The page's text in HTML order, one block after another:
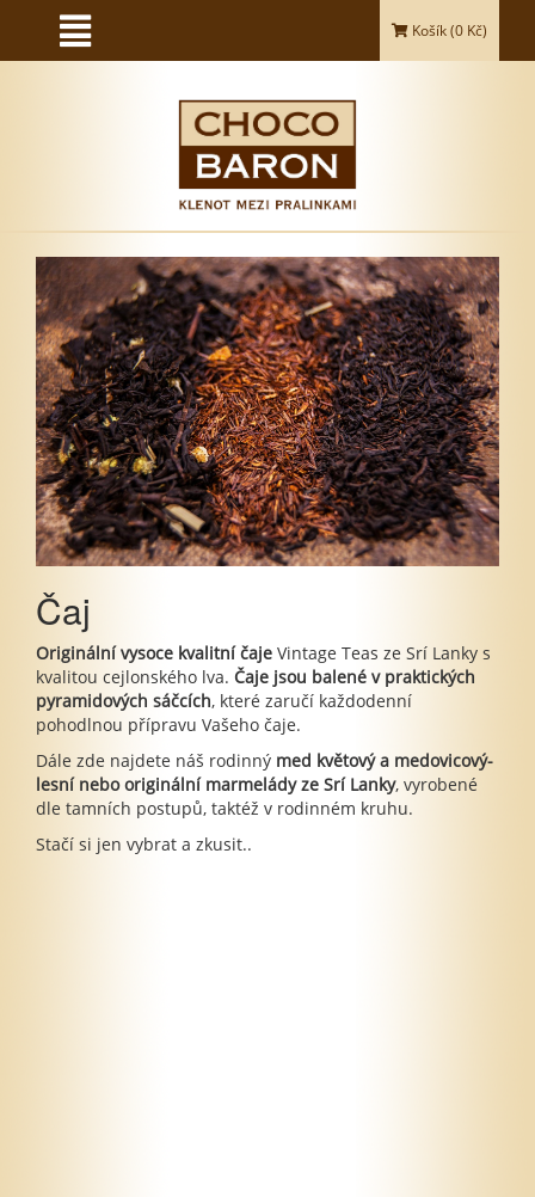
Košík (0 Kč)
Čaj
Originální vysoce kvalitní čaje Vintage Teas ze Srí Lanky s
kvalitou cejlonského lva. Čaje jsou balené v praktických
pyramidových sáčcích, které zaručí každodenní
pohodlnou přípravu Vašeho čaje.
Dále zde najdete náš rodinný med květový a medovicový-
lesní nebo originální marmelády ze Srí Lanky, vyrobené
dle tamních postupů, taktéž v rodinném kruhu.
Stačí si jen vybrat a zkusit..